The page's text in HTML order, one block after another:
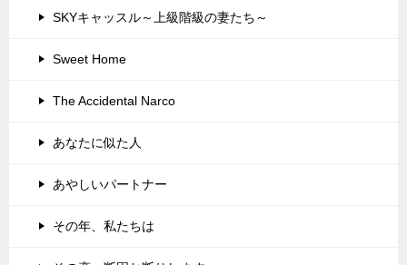
SKYキャッスル～上級階級の妻たち～
Sweet Home
The Accidental Narco
あなたに似た人
あやしいパートナー
その年、私たちは